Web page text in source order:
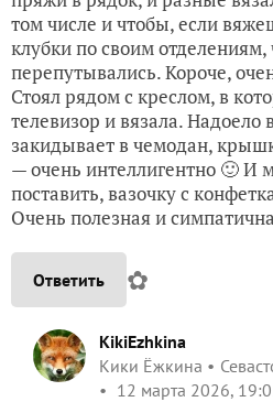
том числе и чтобы, если
клубки по своим
перепутывались. Короче,
Стоял рядом с креслом, в
телевизор и вязала. Надоело
закидывает в чемодан,
— очень интеллигентно 🙂 И
поставить, вазочку с
Очень полезная и
Ответить ✿
KikiEzhkina
Кики Ёжкина
12 марта 2026,